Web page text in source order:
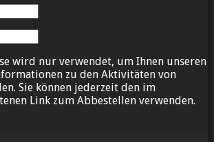
wird nur verwendet, um Ihnen unseren
zu den Aktivitäten von
Sie können jederzeit den im
Link zum Abbestellen verwenden.